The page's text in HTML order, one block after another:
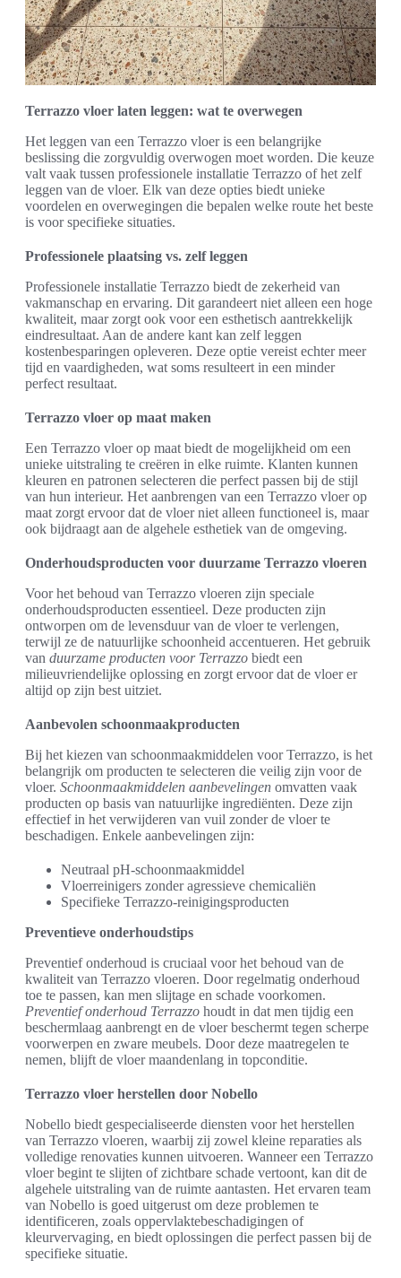
Terrazzo vloer laten leggen: wat te overwegen
Het leggen van een Terrazzo vloer is een belangrijke
beslissing die zorgvuldig overwogen moet worden. Die keuze
valt vaak tussen professionele installatie Terrazzo of het zelf
leggen van de vloer. Elk van deze opties biedt unieke
voordelen en overwegingen die bepalen welke route het beste
is voor specifieke situaties.
Professionele plaatsing vs. zelf leggen
Professionele installatie Terrazzo biedt de zekerheid van
vakmanschap en ervaring. Dit garandeert niet alleen een hoge
kwaliteit, maar zorgt ook voor een esthetisch aantrekkelijk
eindresultaat. Aan de andere kant kan zelf leggen
kostenbesparingen opleveren. Deze optie vereist echter meer
tijd en vaardigheden, wat soms resulteert in een minder
perfect resultaat.
Terrazzo vloer op maat maken
Een Terrazzo vloer op maat biedt de mogelijkheid om een
unieke uitstraling te creëren in elke ruimte. Klanten kunnen
kleuren en patronen selecteren die perfect passen bij de stijl
van hun interieur. Het aanbrengen van een Terrazzo vloer op
maat zorgt ervoor dat de vloer niet alleen functioneel is, maar
ook bijdraagt aan de algehele esthetiek van de omgeving.
Onderhoudsproducten voor duurzame Terrazzo vloeren
Voor het behoud van Terrazzo vloeren zijn speciale
onderhoudsproducten essentieel. Deze producten zijn
ontworpen om de levensduur van de vloer te verlengen,
terwijl ze de natuurlijke schoonheid accentueren. Het gebruik
van duurzame producten voor Terrazzo biedt een
milieuvriendelijke oplossing en zorgt ervoor dat de vloer er
altijd op zijn best uitziet.
Aanbevolen schoonmaakproducten
Bij het kiezen van schoonmaakmiddelen voor Terrazzo, is het
belangrijk om producten te selecteren die veilig zijn voor de
vloer. Schoonmaakmiddelen aanbevelingen omvatten vaak
producten op basis van natuurlijke ingrediënten. Deze zijn
effectief in het verwijderen van vuil zonder de vloer te
beschadigen. Enkele aanbevelingen zijn:
Neutraal pH-schoonmaakmiddel
Vloerreinigers zonder agressieve chemicaliën
Specifieke Terrazzo-reinigingsproducten
Preventieve onderhoudstips
Preventief onderhoud is cruciaal voor het behoud van de
kwaliteit van Terrazzo vloeren. Door regelmatig onderhoud
toe te passen, kan men slijtage en schade voorkomen.
Preventief onderhoud Terrazzo houdt in dat men tijdig een
beschermlaag aanbrengt en de vloer beschermt tegen scherpe
voorwerpen en zware meubels. Door deze maatregelen te
nemen, blijft de vloer maandenlang in topconditie.
Terrazzo vloer herstellen door Nobello
Nobello biedt gespecialiseerde diensten voor het herstellen
van Terrazzo vloeren, waarbij zij zowel kleine reparaties als
volledige renovaties kunnen uitvoeren. Wanneer een Terrazzo
vloer begint te slijten of zichtbare schade vertoont, kan dit de
algehele uitstraling van de ruimte aantasten. Het ervaren team
van Nobello is goed uitgerust om deze problemen te
identificeren, zoals oppervlaktebeschadigingen of
kleurvervaging, en biedt oplossingen die perfect passen bij de
specifieke situatie.